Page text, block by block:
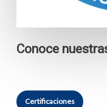
Conoce
Certificaciones